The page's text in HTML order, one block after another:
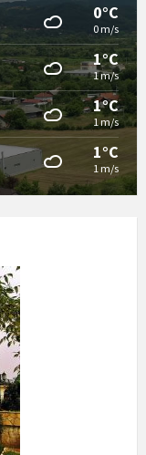
0°C
0 m/s
1°C
1 m/s
1°C
1 m/s
1°C
1 m/s